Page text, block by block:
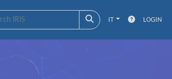
IT LOGIN